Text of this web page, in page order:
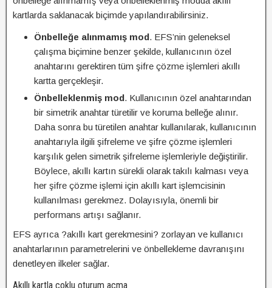
kartlarda saklanacak biçimde yapılandırabilirsiniz.
Önbelleğe alınmamış mod. EFS’nin geleneksel
çalışma biçimine benzer şekilde, kullanıcının özel
anahtarını gerektiren tüm şifre çözme işlemleri akıllı
kartta gerçekleşir.
Önbelleklenmiş mod. Kullanıcının özel anahtarından
bir simetrik anahtar türetilir ve koruma belleğe alınır.
Daha sonra bu türetilen anahtar kullanılarak, kullanıcının
anahtarıyla ilgili şifreleme ve şifre çözme işlemleri
karşılık gelen simetrik şifreleme işlemleriyle değiştirilir.
Böylece, akıllı kartın sürekli olarak takılı kalması veya
her şifre çözme işlemi için akıllı kart işlemcisinin
kullanılması gerekmez. Dolayısıyla, önemli bir
performans artışı sağlanır.
EFS ayrıca ?akıllı kart gerekmesini? zorlayan ve kullanıcı
anahtarlarının parametrelerini ve önbellekleme davranışını
denetleyen ilkeler sağlar.
Akıllı kartla çoklu oturum açma